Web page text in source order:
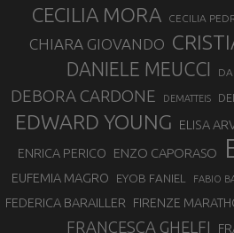
CECILIA MORA CECILIA
CHIARA GIOVANDO
DANIELE MEUCCI
DEBORA CARDONE DEMATTEIS
EDWARD YOUNG ELISA
ENRICA PERICO ENZO CAPORASO
EUFEMIA MAGRO EYOB FANIEL FABIO
FEDERICA BARAILLER FIRENZE
FRANCESCA GHELFI